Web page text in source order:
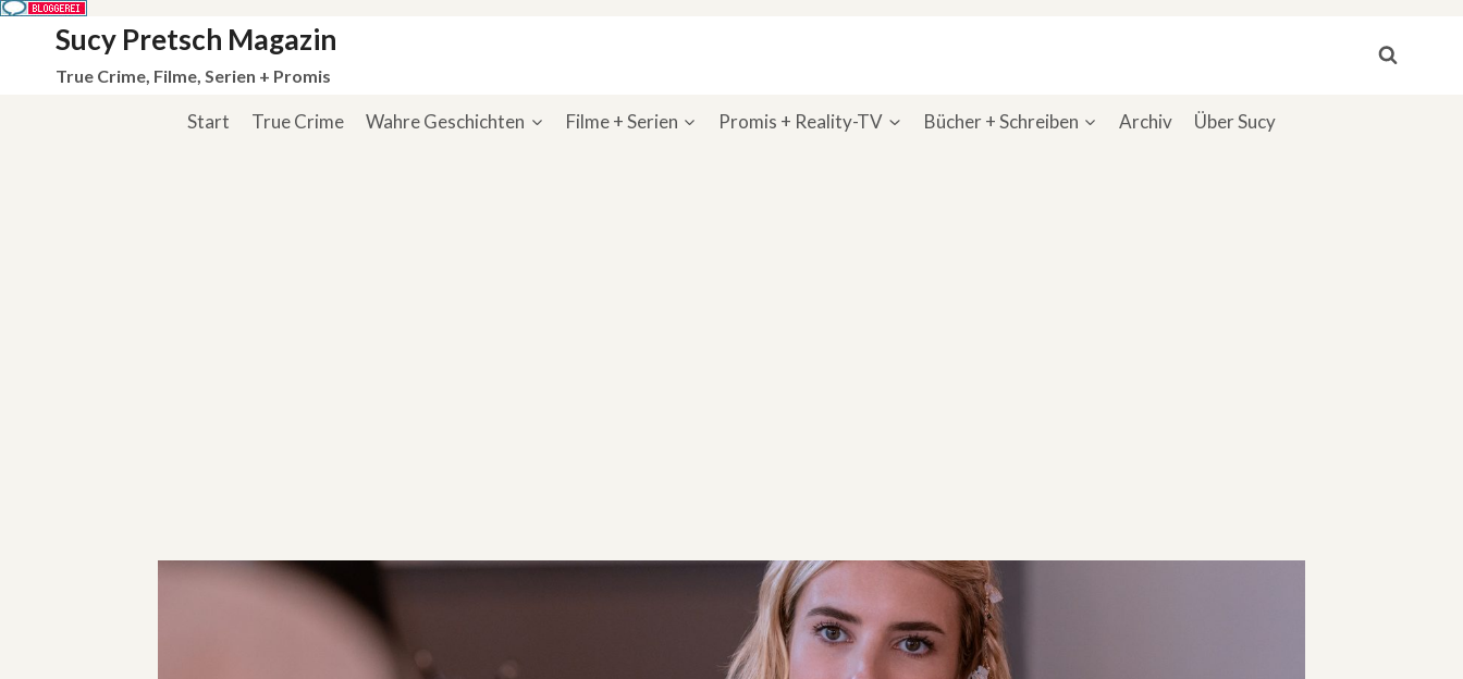
springen
Sucy Pretsch Magazin
True Crime, Filme, Serien + Promis
Start True Crime Wahre Geschichten Filme + Serien Promis + Reality-TV Bücher + Schreiben Archiv Über Sucy